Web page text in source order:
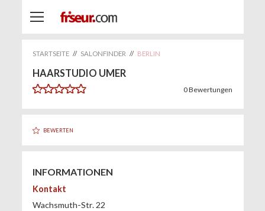
STARTSEITE // SALONFINDER // BERLIN
HAARSTUDIO UMER
0Bewertungen
BEWERTEN
INFORMATIONEN
Kontakt
Wachsmuth-Str. 22